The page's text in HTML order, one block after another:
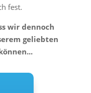
fest.
wir dennoch
geliebten